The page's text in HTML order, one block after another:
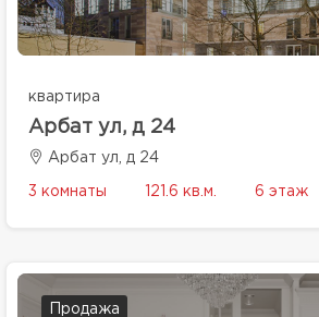
квартира
Арбат ул, д 24
Арбат ул, д 24
3 комнаты 121.6 кв.м. 6 этаж
Продажа